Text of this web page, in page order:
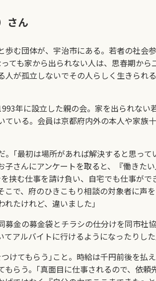
さん
む団体が、宇治市にある。若者の社会参
ても家から出られない人は、思春期から
が孤立しないでその人らしく生きられ
年に設立した親の会。家を出られない
いる。会員は京都府内外の本人や家族
｢最初は場所があれば解決すると思って
さんにアンケートを取ると、『働きた
挟む仕事を請け負い、自宅でも仕事が
で、府のひきこもり相談の対象者に声
れたけれど、違いました｣
金の募金袋とチラシの仕分けを同市社
アルバイトに行けるようになったりした
けてもらう｣こと。時給は千円前後を
らう。｢真面目に仕事されるので、依